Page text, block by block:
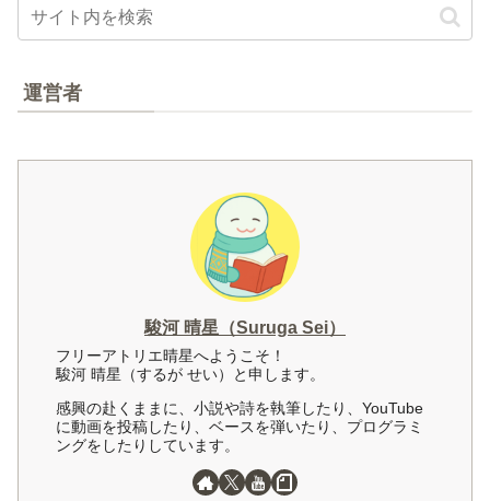
運営者
駿河 晴星（Suruga Sei）
フリーアトリエ晴星へようこそ！
駿河 晴星（するが せい）と申します。
感興の赴くままに、小説や詩を執筆したり、YouTube
に動画を投稿したり、ベースを弾いたり、プログラミ
ングをしたりしています。